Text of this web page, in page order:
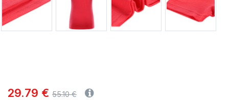
29.79 € 55.10 €